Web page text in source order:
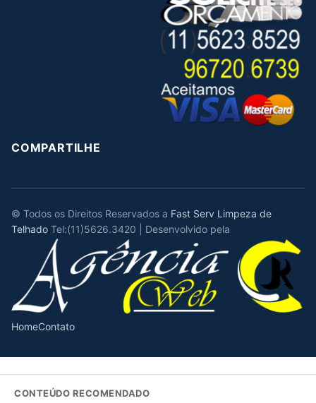
COMPARTILHE
© Todos os Direitos Reservados a Fast Serv Limpeza de
Telhado Tel:(11)5626.3420 | Desenvolvido pela
HomeContato
CONTEÚDO RECOMENDADO